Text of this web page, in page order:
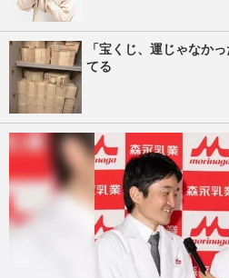
「宝くじ、運じゃなか
てる